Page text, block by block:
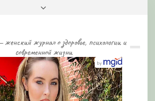
журнал о здоровье, психологии и
современной жизни